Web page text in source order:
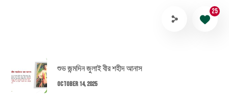
25
শুভ জন্মদিন জুলাই বীর শহীদ আনাস
October 14, 2025